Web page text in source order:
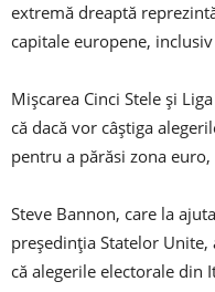
extremă dreaptă
capitale europene,
Mișcarea Cinci Stele și
că dacă vor câștiga
pentru a părăsi zona
Steve Bannon, care la
președinția Statelor
că alegerile electorale din